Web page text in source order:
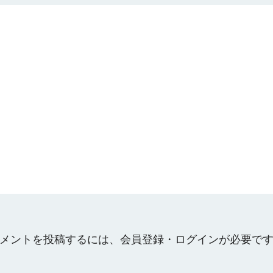
ントを投稿するには、会員登録・ログインが必要で